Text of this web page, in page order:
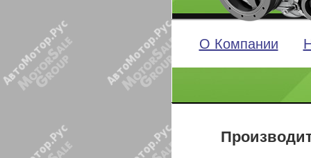
О Компании